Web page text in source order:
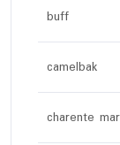
buff
camelbak
charente